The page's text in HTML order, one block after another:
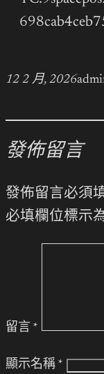
12 2 月, 2026
發佈留言
發佈留言必須
必填欄位標示
留言 *
顯示名稱 *